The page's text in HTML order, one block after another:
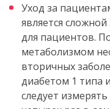
Уход за
является
для пациентов.
метаболизмом
вторичных
диабетом 1 типа
следует